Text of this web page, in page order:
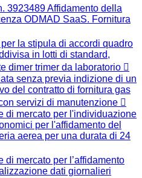
3923489 Affidamento della
ODMAD SaaS. Fornitura
la stipula di accordi quadro
in lotti di standard,
dimer trimer da laboratorio
senza previa indizione di un
del contratto di fornitura gas
servizi di manutenzione
di mercato per l'individuazione
per l'affidamento del
aerea per una durata di 24
di mercato per l’affidamento
dati giornalieri